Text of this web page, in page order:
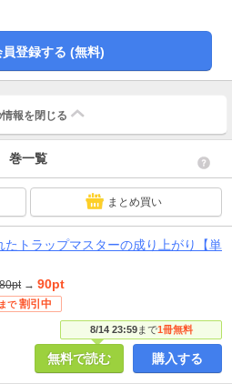
登録する (無料)
報を 閉じる
巻一覧
まとめ買い
たトラップマスターの成り上がり【単
8/14 23:59まで1冊無料
→ 90pt
で 割引中
無料で読む 購入する